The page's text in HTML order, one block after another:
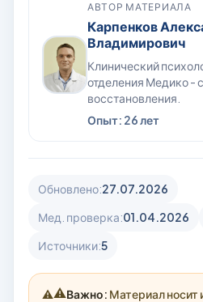
АВТОР МАТЕРИАЛА
Карпенков
Владимирович
Клинический
отделения Медико -
восстановления.
Опыт: 26 лет
Обновлено:27.07.2026
Мед. проверка:01.04.2026
Источники:5
⚠️Важно: Материал